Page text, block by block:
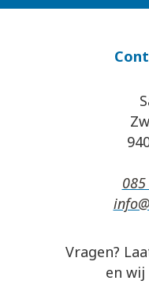
085
Vragen?
en